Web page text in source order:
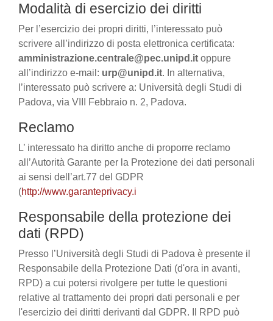
Modalità di esercizio dei diritti
Per l’esercizio dei propri diritti, l’interessato può
scrivere all’indirizzo di posta elettronica certificata:
amministrazione.centrale@pec.unipd.it oppure
all’indirizzo e-mail: urp@unipd.it. In alternativa,
l’interessato può scrivere a: Università degli Studi di
Padova, via VIII Febbraio n. 2, Padova.
Reclamo
L’ interessato ha diritto anche di proporre reclamo
all’Autorità Garante per la Protezione dei dati personali
ai sensi dell’art.77 del GDPR
(http://www.garanteprivacy.i
Responsabile della protezione dei
dati (RPD)
Presso l’Università degli Studi di Padova è presente il
Responsabile della Protezione Dati (d'ora in avanti,
RPD) a cui potersi rivolgere per tutte le questioni
relative al trattamento dei propri dati personali e per
l'esercizio dei diritti derivanti dal GDPR. Il RPD può